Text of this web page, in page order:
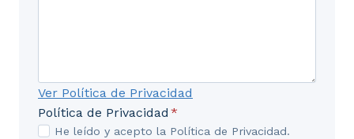
Ver Política de Privacidad
Política de Privacidad *
He leído y acepto la Política de Privacidad.